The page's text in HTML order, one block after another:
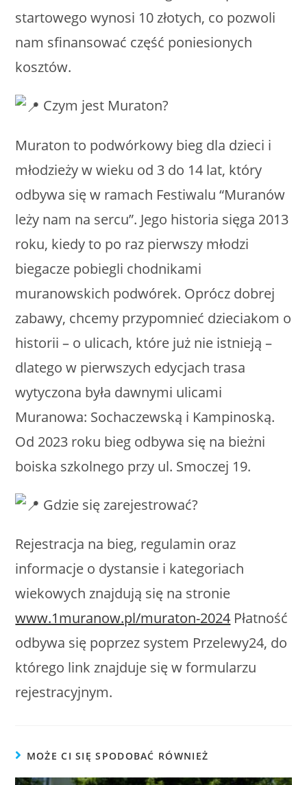
startowego wynosi 10 złotych, co pozwoli
nam sfinansować część poniesionych
kosztów.
Czym jest Muraton?
Muraton to podwórkowy bieg dla dzieci i
młodzieży w wieku od 3 do 14 lat, który
odbywa się w ramach Festiwalu “Muranów
leży nam na sercu”. Jego historia sięga 2013
roku, kiedy to po raz pierwszy młodzi
biegacze pobiegli chodnikami
muranowskich podwórek. Oprócz dobrej
zabawy, chcemy przypomnieć dzieciakom o
historii – o ulicach, które już nie istnieją –
dlatego w pierwszych edycjach trasa
wytyczona była dawnymi ulicami
Muranowa: Sochaczewską i Kampinoską.
Od 2023 roku bieg odbywa się na bieżni
boiska szkolnego przy ul. Smoczej 19.
Gdzie się zarejestrować?
Rejestracja na bieg, regulamin oraz
informacje o dystansie i kategoriach
wiekowych znajdują się na stronie
www.1muranow.pl/muraton-2024 Płatność
odbywa się poprzez system Przelewy24, do
którego link znajduje się w formularzu
rejestracyjnym.
MOŻE CI SIĘ SPODOBAĆ RÓWNIEŻ